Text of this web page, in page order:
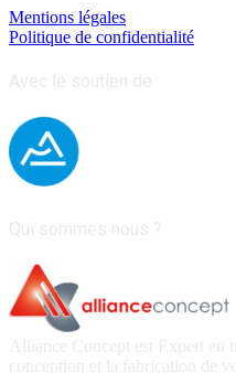
Mentions légales
Politique de confidentialité